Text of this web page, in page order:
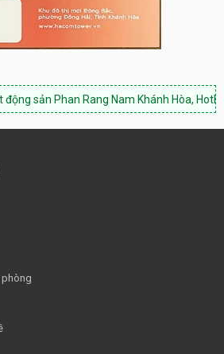
Rang Nam Khánh Hòa, Hotline:
phòng